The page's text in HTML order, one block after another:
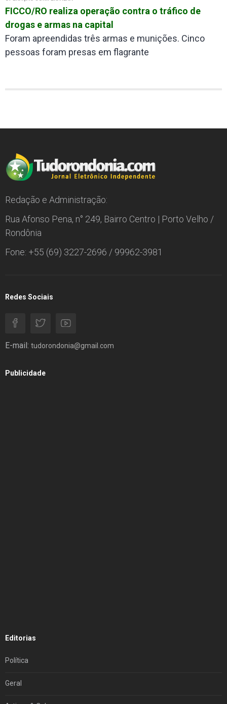
FICCO/RO realiza operação contra o tráfico de
drogas e armas na capital
Foram apreendidas três armas e munições. Cinco
pessoas foram presas em flagrante
Redação e Administração:
Rua Afonso Pena, n° 249, Bairro Centro | Porto Velho /
Rondônia
Fone: +55 (69) 3227-2696 / 99962-3981
Redes Sociais
E-mail: tudorondonia@gmail.com
Publicidade
Editorias
Política
Geral